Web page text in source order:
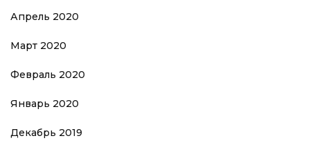
Апрель 2020
Март 2020
Февраль 2020
Январь 2020
Декабрь 2019